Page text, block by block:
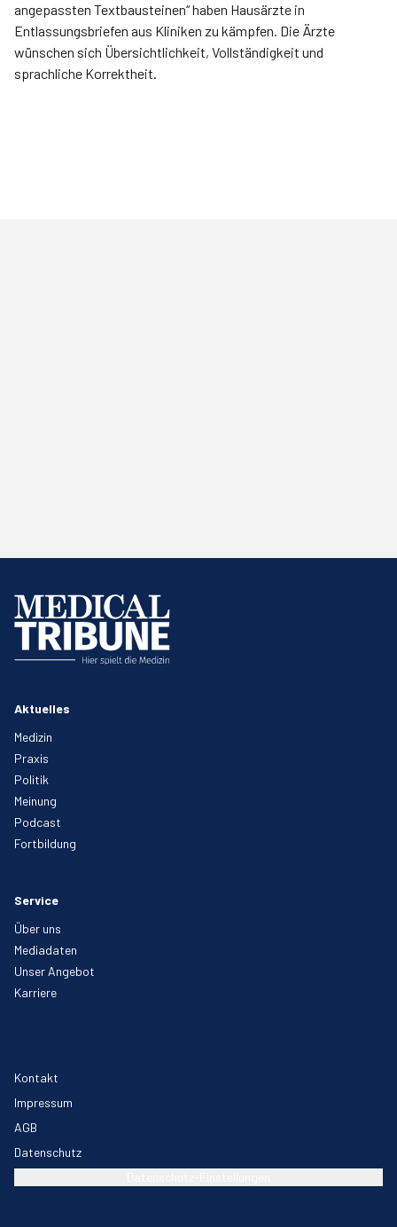
angepassten Textbausteinen“ haben Hausärzte in
Entlassungsbriefen aus Kliniken zu kämpfen. Die Ärzte
wünschen sich Übersichtlichkeit, Vollständigkeit und
sprachliche Korrektheit.
Aktuelles
Medizin
Praxis
Politik
Meinung
Podcast
Fortbildung
Service
Über uns
Mediadaten
Unser Angebot
Karriere
Kontakt
Impressum
AGB
Datenschutz